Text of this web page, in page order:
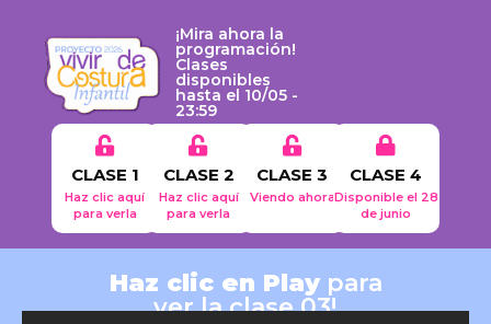
¡Mira ahora la
programación!
Clases
disponibles
hasta el 10/05 -
23:59
CLASE 1
Haz clic aquí
para verla
CLASE 2
Haz clic aquí
para verla
CLASE 3
Viendo ahora
CLASE 4
Disponible el 28
de junio
Haz clic en Playpara
ver la clase 03!